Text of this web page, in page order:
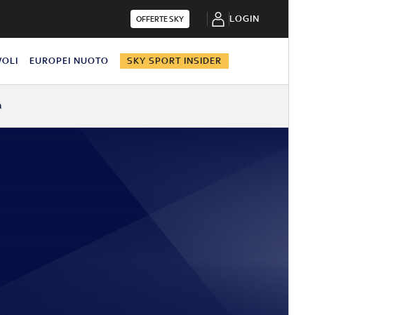
OFFERTE SKY LOGIN
EUROPEI NUOTO SKY SPORT INSIDER